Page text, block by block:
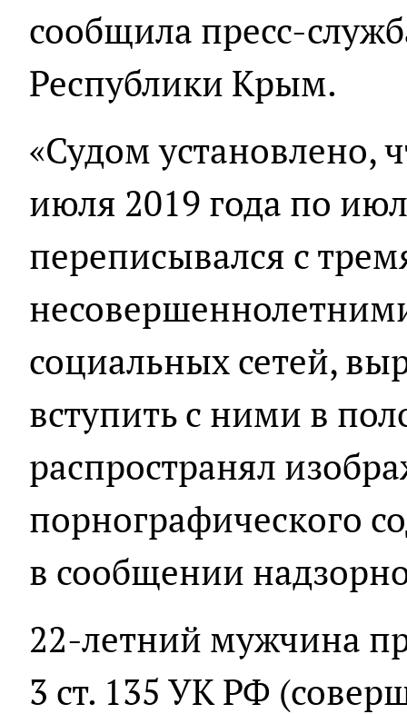
сообщила пресс-
Республики Крым.
«Судом установлено,
июля 2019 года по
переписывался с
социальных сетей,
вступить с ними в
распространял
порнографического
в сообщении
22-летний мужчина
3 ст. 135 УК РФ